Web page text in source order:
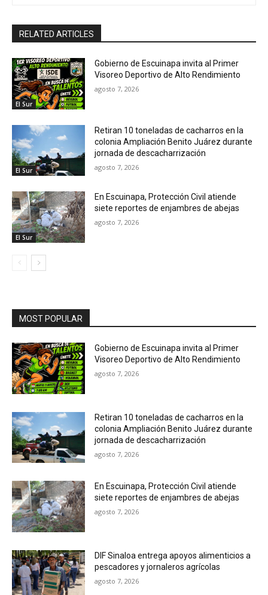
RELATED ARTICLES
El Sur
Gobierno de Escuinapa invita al Primer
Visoreo Deportivo de Alto Rendimiento
agosto 7, 2026
El Sur
Retiran 10 toneladas de cacharros en la
colonia Ampliación Benito Juárez durante
jornada de descacharrización
agosto 7, 2026
El Sur
En Escuinapa, Protección Civil atiende
siete reportes de enjambres de abejas
agosto 7, 2026
MOST POPULAR
Gobierno de Escuinapa invita al Primer
Visoreo Deportivo de Alto Rendimiento
agosto 7, 2026
Retiran 10 toneladas de cacharros en la
colonia Ampliación Benito Juárez durante
jornada de descacharrización
agosto 7, 2026
En Escuinapa, Protección Civil atiende
siete reportes de enjambres de abejas
agosto 7, 2026
DIF Sinaloa entrega apoyos alimenticios a
pescadores y jornaleros agrícolas
agosto 7, 2026